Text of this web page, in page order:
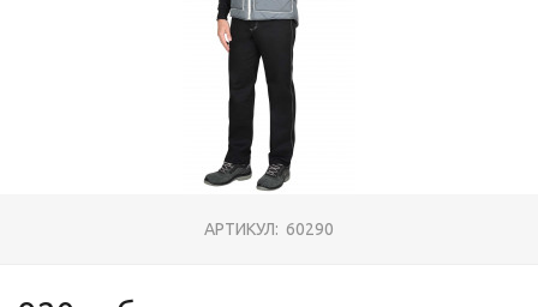
АРТИКУЛ: 60290